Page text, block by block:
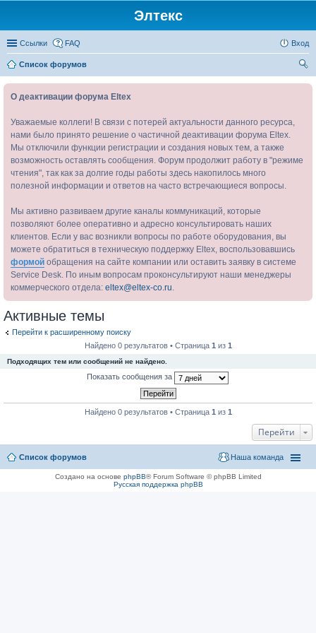
Элтекс
Ссылки FAQ Вход
Список форумов
О деактивации форума Eltex
Уважаемые коллеги! В связи с потерей актуальности данного ресурса,
нами было принято решение о частичной деактивации форума Eltex.
Мы отключили функции регистрации и создания новых тем, а также
возможность оставлять сообщения. Форум продолжит работу в "режиме
чтения", так как за долгие годы работы здесь накопилось много
полезной информации и ответов на часто встречающиеся вопросы.
Мы активно развиваем другие каналы коммуникаций, которые
позволяют более оперативно и адресно консультировать наших
клиентов. Если у вас возникли вопросы по работе оборудования, вы
можете обратиться в техническую поддержку Eltex, воспользовавшись
формой обращения на сайте компании или оставить заявку в системе
Service Desk. По иным вопросам проконсультируют наши менеджеры
коммерческого отдела: eltex@eltex-co.ru.
Активные темы
Перейти к расширенному поиску
Найдено 0 результатов • Страница 1 из 1
Подходящих тем или сообщений не найдено.
Показать сообщения за
Найдено 0 результатов • Страница 1 из 1
Перейти
Список форумов Наша команда
Создано на основе phpBB® Forum Software © phpBB Limited
Русская поддержка phpBB